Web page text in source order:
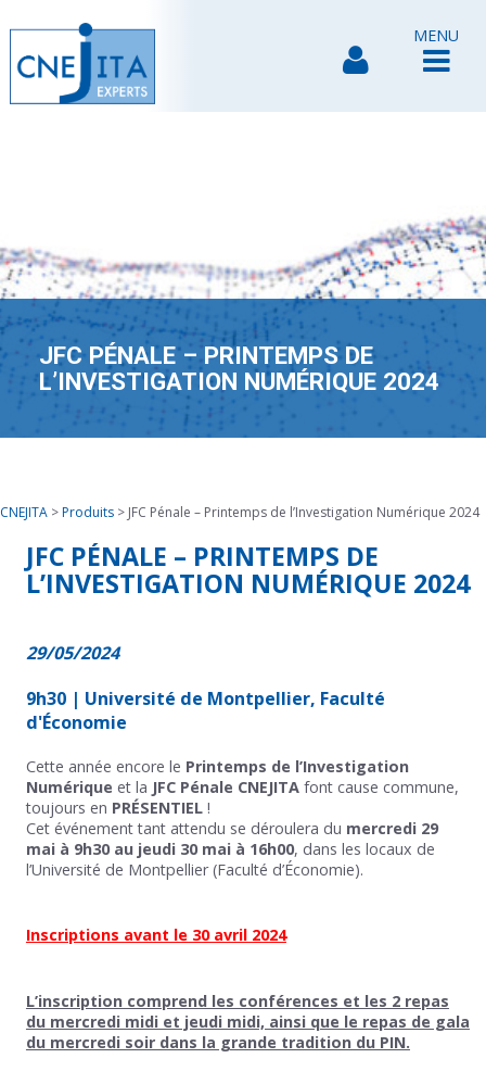
MENU
JFC PÉNALE – PRINTEMPS DE
L’INVESTIGATION NUMÉRIQUE 2024
CNEJITA >Produits > JFC Pénale – Printemps de l’Investigation Numérique 2024
JFC PÉNALE – PRINTEMPS DE
L’INVESTIGATION NUMÉRIQUE 2024
29/05/2024
9h30 | Université de Montpellier, Faculté
d'Économie
Cette année encore le Printemps de l’Investigation
Numérique et la JFC Pénale CNEJITAfont cause commune,
toujours en PRÉSENTIEL!
Cet événement tant attendu se déroulera du mercredi 29
mai à 9h30 au jeudi 30 mai à 16h00, dans les locaux de
l’Université de Montpellier (Faculté d’Économie).
Inscriptions avant le 30 avril 2024
L’inscription comprend les conférences et les 2 repas
du mercredi midi et jeudi midi, ainsi que le repas de gala
du mercredi soir dans la grande tradition du PIN.